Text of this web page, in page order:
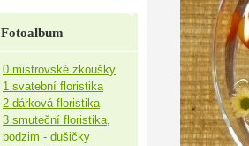
Fotoalbum
0 mistrovské zkoušky
1 svatební floristika
2 dárková floristika
3 smuteční floristika,
podzim - dušičky